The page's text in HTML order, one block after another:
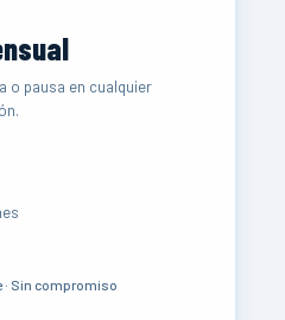
o pausa en cualquier
Sin compromiso